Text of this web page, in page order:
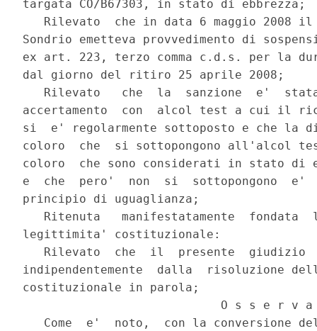
targata CO/B67303, in stato di ebbrezza;
Rilevato  che in data 6 maggio 2008
Sondrio emetteva provvedimento di
ex art. 223, terzo comma c.d.s. per la
dal giorno del ritiro 25 aprile 2008;
Rilevato   che  la  sanzione  e'
accertamento  con  alcol test a cui il
si  e' regolarmente sottoposto e che la
coloro  che  si sottopongono all'alcol
coloro  che sono considerati in stato di
e  che  pero'  non  si  sottopongono
principio di uguaglianza;
Ritenuta   manifestatamente  fondata
legittimita' costituzionale:
Rilevato  che  il  presente  giudizio
indipendentemente  dalla  risoluzione
costituzionale in parola;
                            O s s e r v a
Come  e'  noto,  con la conversione